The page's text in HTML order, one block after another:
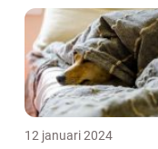
12 januari 2024